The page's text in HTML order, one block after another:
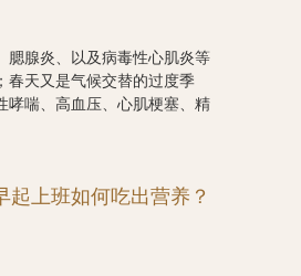
腮腺炎、以及病毒性心肌炎等
春天又是气候交替的过度季
哮喘、高血压、心肌梗塞、精
起上班如何吃出营养？